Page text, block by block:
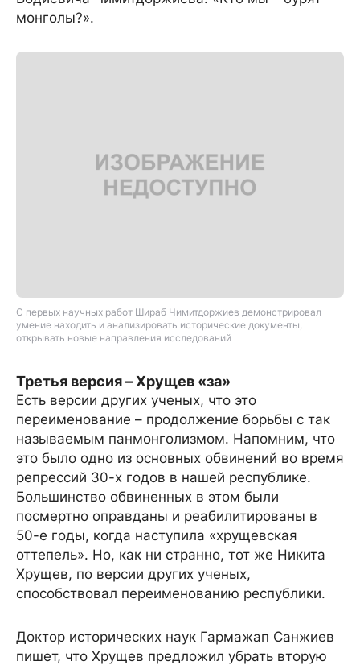
монголы?».
С первых научных работ Шираб Чимитдоржиев демонстрировал
умение находить и анализировать исторические документы,
открывать новые направления исследований
Третья версия – Хрущев «за»
Есть версии других ученых, что это
переименование – продолжение борьбы с так
называемым панмонголизмом. Напомним, что
это было одно из основных обвинений во время
репрессий 30-х годов в нашей республике.
Большинство обвиненных в этом были
посмертно оправданы и реабилитированы в
50-е годы, когда наступила «хрущевская
оттепель». Но, как ни странно, тот же Никита
Хрущев, по версии других ученых,
способствовал переименованию республики.
Доктор исторических наук Гармажап Санжиев
пишет, что Хрущев предложил убрать вторую